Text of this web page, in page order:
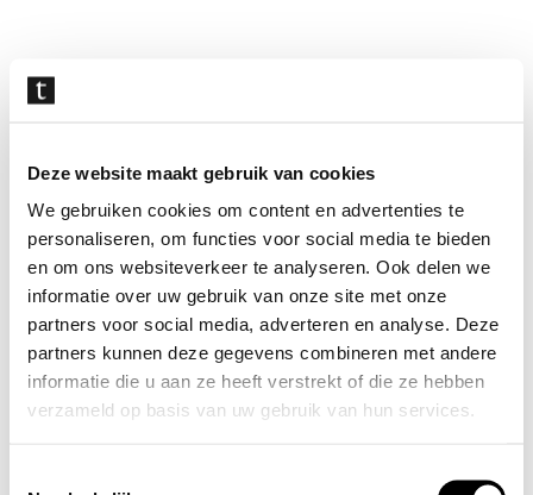
Deze website maakt gebruik van cookies
We gebruiken cookies om content en advertenties te
personaliseren, om functies voor social media te bieden
en om ons websiteverkeer te analyseren. Ook delen we
informatie over uw gebruik van onze site met onze
partners voor social media, adverteren en analyse. Deze
partners kunnen deze gegevens combineren met andere
informatie die u aan ze heeft verstrekt of die ze hebben
verzameld op basis van uw gebruik van hun services.
overslaan